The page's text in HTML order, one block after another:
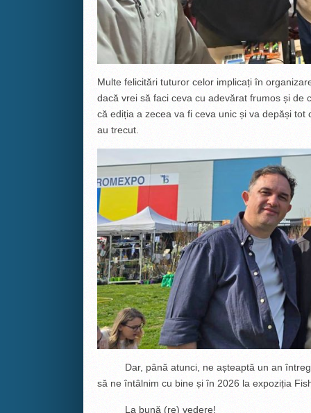
Multe felicitări tuturor celor implicați în
dacă vrei să faci ceva cu adevărat frumos și de
că ediția a zecea va fi ceva unic și va depăși
au trecut.
Dar, până atunci, ne așteaptă un an întreg
să ne întâlnim cu bine și în 2026 la expoziția
La bună (re) vedere!